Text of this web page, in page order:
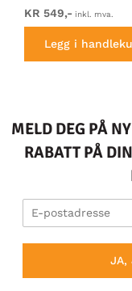
KR 549,- inkl. mva.
Legg i
MELD DEG PÅ
RABATT PÅ
JA,